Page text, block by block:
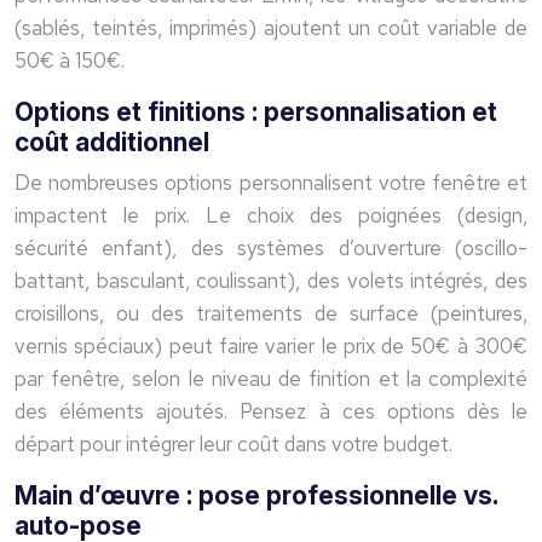
(sablés, teintés, imprimés) ajoutent un coût variable de
50€ à 150€.
Options et finitions : personnalisation et
coût additionnel
De nombreuses options personnalisent votre fenêtre et
impactent le prix. Le choix des poignées (design,
sécurité enfant), des systèmes d’ouverture (oscillo-
battant, basculant, coulissant), des volets intégrés, des
croisillons, ou des traitements de surface (peintures,
vernis spéciaux) peut faire varier le prix de 50€ à 300€
par fenêtre, selon le niveau de finition et la complexité
des éléments ajoutés. Pensez à ces options dès le
départ pour intégrer leur coût dans votre budget.
Main d’œuvre : pose professionnelle vs.
auto-pose